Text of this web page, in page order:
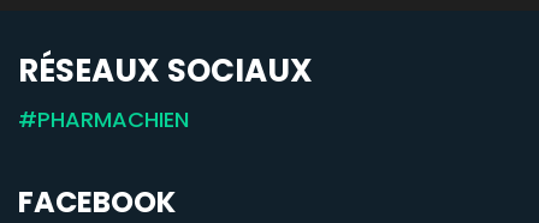
RÉSEAUX SOCIAUX
#PHARMACHIEN
FACEBOOK